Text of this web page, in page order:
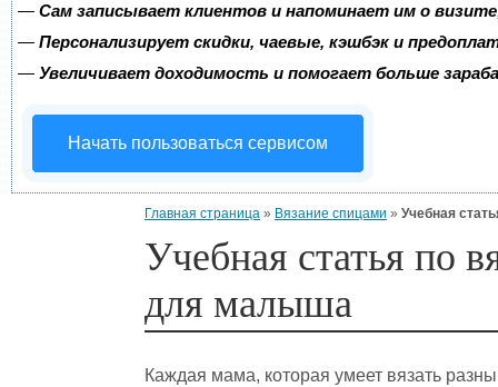
— Сам записывает клиентов и напоминает им о
— Персонализирует скидки, чаевые, кэшбэк и
— Увеличивает доходимость и помогает больше
Начать пользоваться сервисом
Главная страница » Вязание спицами » Учебная
Учебная статья по
для малыша
Каждая мама, которая умеет вязать